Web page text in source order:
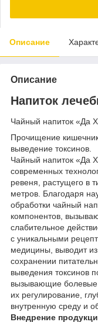
Описание
Описание
Напиток
Чайный напиток «Да
Прочищение
выведение токсинов.
Чайный напиток «Да
современных
ревеня, растущего в
метров. Благодаря
обработки чайный
компонентов,
слабительное
с уникальными
медицины, выводит
сохранении
выведения токсинов
вызывающие болевые
их регулирование,
внутренную среду и
Внедрение